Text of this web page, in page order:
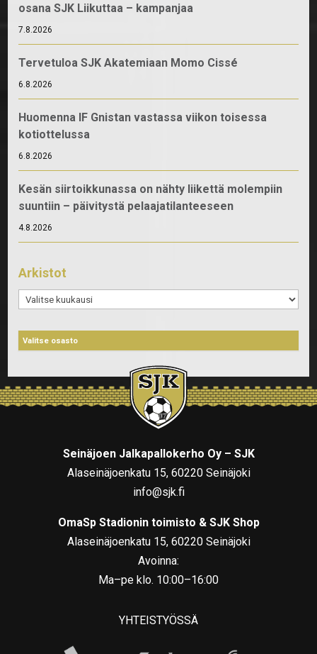
osana SJK Liikuttaa – kampanjaa
7.8.2026
Tervetuloa SJK Akatemiaan Momo Cissé
6.8.2026
Huomenna IF Gnistan vastassa viikon toisessa
kotiottelussa
6.8.2026
Kesän siirtoikkunassa on nähty liikettä molempiin
suuntiin – päivitystä pelaajatilanteeseen
4.8.2026
Arkistot
Arkistot
Seinäjoen Jalkapallokerho Oy – SJK
Alaseinäjoenkatu 15, 60220 Seinäjoki
info@sjk.fi
OmaSp Stadionin toimisto & SJK Shop
Alaseinäjoenkatu 15, 60220 Seinäjoki
Avoinna:
Ma–pe klo. 10:00–16:00
YHTEISTYÖSSÄ